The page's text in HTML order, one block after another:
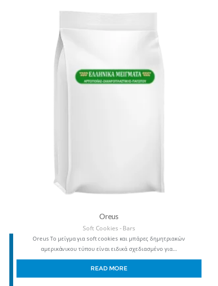
Oreus
Soft Cookies - Bars
Oreus Το μείγμα για soft cookies και μπάρες δημητριακών
αμερικάνικου τύπου είναι ειδικά σχεδιασμένο για…
READ MORE